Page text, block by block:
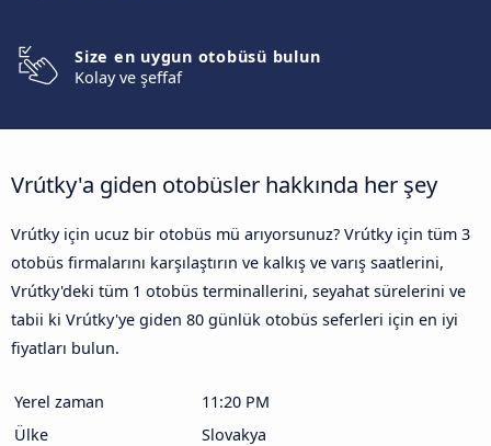
Size en uygun otobüsü bulun
Kolay ve şeffaf
Vrútky'a giden otobüsler hakkında her şey
Vrútky için ucuz bir otobüs mü arıyorsunuz? Vrútky için tüm 3
otobüs firmalarını karşılaştırın ve kalkış ve varış saatlerini,
Vrútky'deki tüm 1 otobüs terminallerini, seyahat sürelerini ve
tabii ki Vrútky'ye giden 80 günlük otobüs seferleri için en iyi
fiyatları bulun.
Yerel zaman
11:20 PM
Ülke
Slovakya